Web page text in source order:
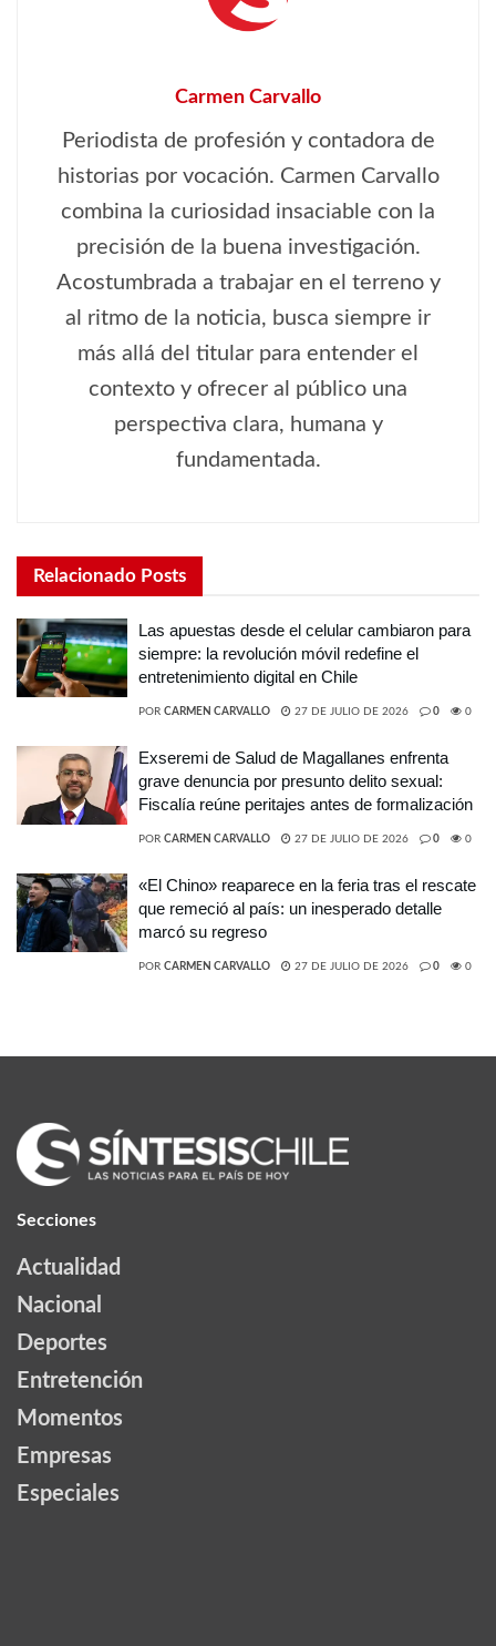
Carmen Carvallo
Periodista de profesión y contadora de
historias por vocación. Carmen Carvallo
combina la curiosidad insaciable con la
precisión de la buena investigación.
Acostumbrada a trabajar en el terreno y
al ritmo de la noticia, busca siempre ir
más allá del titular para entender el
contexto y ofrecer al público una
perspectiva clara, humana y
fundamentada.
Relacionado Posts
Las apuestas desde el celular cambiaron para
siempre: la revolución móvil redefine el
entretenimiento digital en Chile
POR CARMEN CARVALLO 27 DE JULIO DE 2026 0 0
Exseremi de Salud de Magallanes enfrenta
grave denuncia por presunto delito sexual:
Fiscalía reúne peritajes antes de formalización
POR CARMEN CARVALLO 27 DE JULIO DE 2026 0 0
«El Chino» reaparece en la feria tras el rescate
que remeció al país: un inesperado detalle
marcó su regreso
POR CARMEN CARVALLO 27 DE JULIO DE 2026 0 0
Secciones
Actualidad
Nacional
Deportes
Entretención
Momentos
Empresas
Especiales